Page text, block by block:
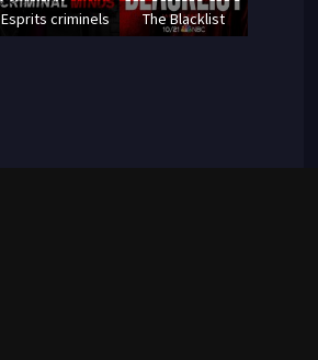
Esprits criminels The Blacklist